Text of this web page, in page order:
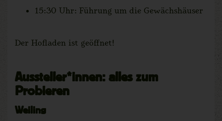
15:30 Uhr: Führung um die Gewächshäuser
Der Hofladen ist geöffnet!
Aussteller*innen: alles zum
Probieren
Weiling